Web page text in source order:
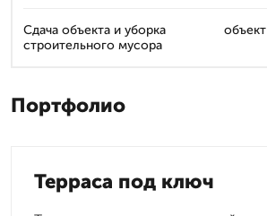
Сдача объекта и уборка
строительного мусора
объект
Портфолио
Терраса под ключ